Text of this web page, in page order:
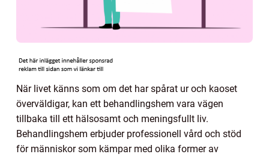
När livet känns som om det har spårat ur och kaoset
överväldigar, kan ett behandlingshem vara vägen
tillbaka till ett hälsosamt och meningsfullt liv.
Behandlingshem erbjuder professionell vård och stöd
för människor som kämpar med olika former av